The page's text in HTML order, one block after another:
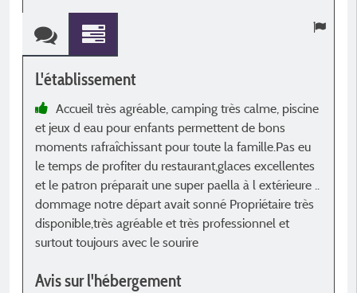
L'établissement
Accueil très agréable, camping très calme, piscine
et jeux d eau pour enfants permettent de bons
moments rafraîchissant pour toute la famille.Pas eu
le temps de profiter du restaurant,glaces excellentes
et le patron préparait une super paella à l extérieure ..
dommage notre départ avait sonné Propriétaire très
disponible,très agréable et très professionnel et
surtout toujours avec le sourire
Avis sur l'hébergement